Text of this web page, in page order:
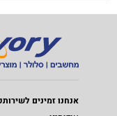
אנחנו זמינים